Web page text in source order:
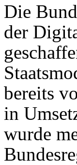
Die
der
bereits
in
wurde